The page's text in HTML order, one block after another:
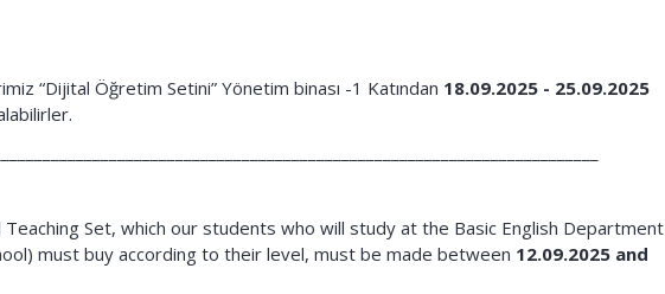
“Dijital Öğretim Setini” Yönetim binası -1 Katından 18.09.2025 - 25.09.2025
Set, which our students who will study at the Basic English Department
must buy according to their level, must be made between 12.09.2025 and